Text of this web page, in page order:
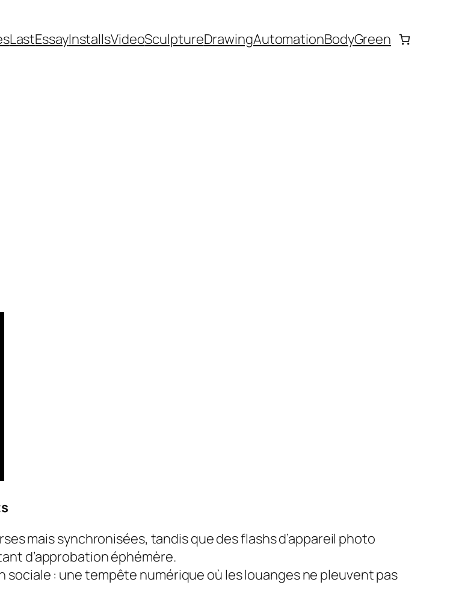
LastEssayInstallsVideoSculptureDrawingAutomationBodyGreen
mais synchronisées, tandis que des flashs d’appareil photo
d’approbation éphémère.
sociale : une tempête numérique où les louanges ne pleuvent pas